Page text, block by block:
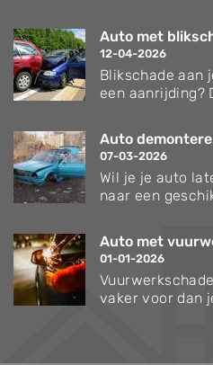
Auto met
12-04-2026
Blikschade aan
een aanrijding?
Auto
07-03-2026
Wil je je auto
naar een
Auto met
01-01-2026
vaker voor dan